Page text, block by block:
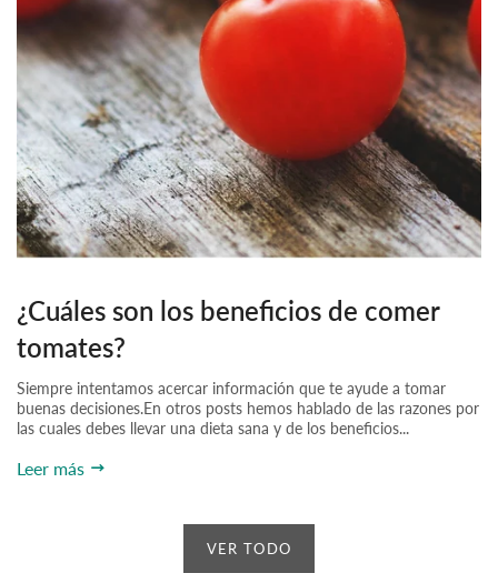
¿Cuáles son los beneficios de comer
tomates?
Siempre intentamos acercar información que te ayude a tomar
buenas decisiones.En otros posts hemos hablado de las razones por
las cuales debes llevar una dieta sana y de los beneficios...
Leer más
VER TODO